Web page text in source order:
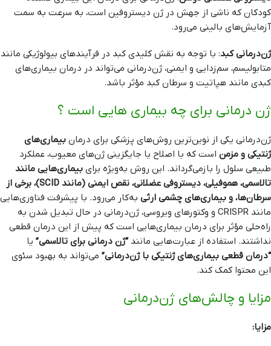
کودکان که ناشی از جهش در ژن دیستروفین است، به سرعت به سمت
آزمایش‌های بالینی می‌رود.
ژن‌درمانی کبد: با توجه به نقش کلیدی کبد در فرآیندهای بیولوژیکی مانند
متابولیسم، سم‌زدایی و ایمنی، ژن‌درمانی می‌تواند در درمان بیماری‌های
کبدی مانند هپاتیت و سرطان کبد مؤثر باشد.
ژن درمانی برای چه بیماری هایی است ؟
ژن‌درمانی یکی از نوین‌ترین روش‌های پزشکی برای درمان بیماری‌های
ژنتیکی و مزمن است که با اصلاح یا جایگزینی ژن‌های معیوب، عملکرد
طبیعی سلول را بازمی‌گرداند. این روش به‌ویژه برای بیماری‌هایی مانند
تالاسمی، هموفیلی، دیستروفی عضلانی، نقص ایمنی (مانند SCID)، برخی از
سرطان‌ها، و بیماری‌های چشمی ارثی به‌کار می‌رود. با پیشرفت فناوری‌هایی
مانند CRISPR و وکتورهای ویروسی، ژن‌درمانی در حال تبدیل شدن به
راه‌حلی مؤثر برای درمان بیماری‌هایی است که پیش از این درمان قطعی
نداشتند. استفاده از عبارت‌هایی مانند“ژن درمانی برای تالاسمی” یا
“درمان قطعی بیماری‌های ژنتیکی با ژن‌درمانی” می‌تواند به بهبود سئوی
این محتوا کمک کند.
مزایا و چالش‌های ژن‌درمانی
مزایا: